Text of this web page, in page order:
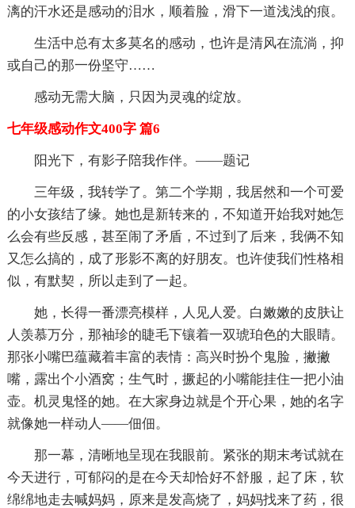
漓的汗水还是感动的泪水，顺着脸，滑下一道浅浅的痕。
生活中总有太多莫名的感动，也许是清风在流淌，抑
或自己的那一份坚守……
感动无需大脑，只因为灵魂的绽放。
七年级感动作文400字 篇6
阳光下，有影子陪我作伴。——题记
三年级，我转学了。第二个学期，我居然和一个可爱
的小女孩结了缘。她也是新转来的，不知道开始我对她怎
么会有些反感，甚至闹了矛盾，不过到了后来，我俩不知
又怎么搞的，成了形影不离的好朋友。也许使我们性格相
似，有默契，所以走到了一起。
她，长得一番漂亮模样，人见人爱。白嫩嫩的皮肤让
人羡慕万分，那袖珍的睫毛下镶着一双琥珀色的大眼睛。
那张小嘴巴蕴藏着丰富的表情：高兴时扮个鬼脸，撇撇
嘴，露出个小酒窝；生气时，撅起的小嘴能挂住一把小油
壶。机灵鬼怪的她。在大家身边就是个开心果，她的名字
就像她一样动人——佃佃。
那一幕，清晰地呈现在我眼前。紧张的期末考试就在
今天进行，可郁闷的是在今天却恰好不舒服，起了床，软
绵绵地走去喊妈妈，原来是发高烧了，妈妈找来了药，很